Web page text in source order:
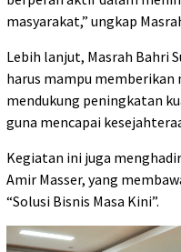
masyarakat,” ungkap
Lebih lanjut, Masrah Bahri
harus mampu memberikan
mendukung peningkatan
guna mencapai
Kegiatan ini juga
Amir Masser, yang
“Solusi Bisnis Masa Kini”.